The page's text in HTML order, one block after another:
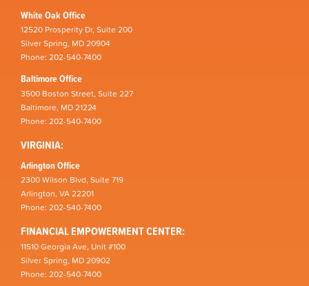
White Oak Office
12520 Prosperity Dr, Suite 200
Silver Spring, MD 20904
Phone: 202-540-7400
Baltimore Office
3500 Boston Street, Suite 227
Baltimore, MD 21224
Phone: 202-540-7400
VIRGINIA:
Arlington Office
2300 Wilson Blvd, Suite 719
Arlington, VA 22201
Phone: 202-540-7400
FINANCIAL EMPOWERMENT CENTER:
11510 Georgia Ave, Unit #100
Silver Spring, MD 20902
Phone: 202-540-7400